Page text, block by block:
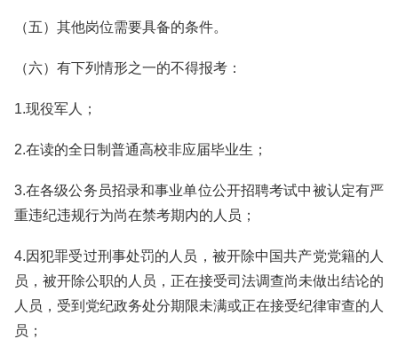
（五）其他岗位需要具备的条件。
（六）有下列情形之一的不得报考：
1.现役军人；
2.在读的全日制普通高校非应届毕业生；
3.在各级公务员招录和事业单位公开招聘考试中被认定有严
重违纪违规行为尚在禁考期内的人员；
4.因犯罪受过刑事处罚的人员，被开除中国共产党党籍的人
员，被开除公职的人员，正在接受司法调查尚未做出结论的
人员，受到党纪政务处分期限未满或正在接受纪律审查的人
员；